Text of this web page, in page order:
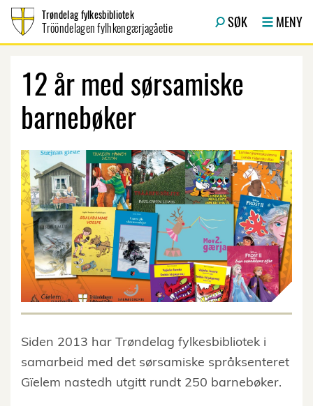
Hopp til innhold
Trøndelag fylkesbibliotek
Trööndelagen fylhkengærjagåetie SØK MENY
12 år med sørsamiske
barnebøker
Siden 2013 har Trøndelag fylkesbibliotek i
samarbeid med det sørsamiske språksenteret
Gïelem nastedh utgitt rundt 250 barnebøker.